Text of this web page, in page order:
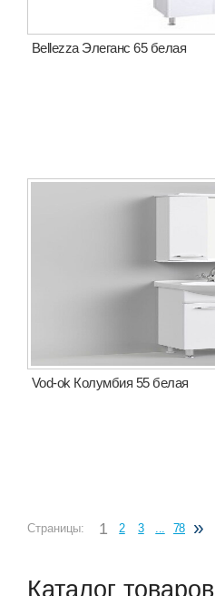
Каталог товаров
Bellezza Элеганс 65 белая
Vod-ok Колумбия 55 белая
Страницы: 1 2 3 78 »